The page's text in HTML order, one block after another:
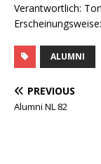
Verantwortlich:
ALUMNI
PREVIOUS
Alumni NL 82